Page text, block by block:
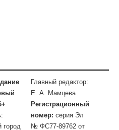
Главный редактор:
Е. А. Мамцева
Регистрационный
номер: серия Эл
№ ФС77-89762 от